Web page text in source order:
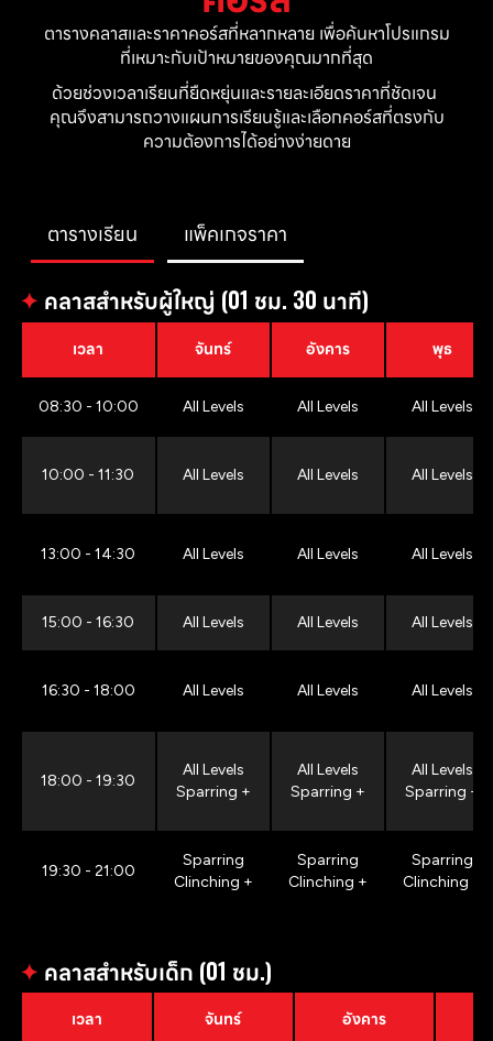
ตารางคลาสและราคาคอร์สที่หลากหลาย เพื่อค้นหาโปรแกรม
ที่เหมาะกับเป้าหมายของคุณมากที่สุด
ด้วยช่วงเวลาเรียนที่ยืดหยุ่นและรายละเอียดราคาที่ชัดเจน
คุณจึงสามารถวางแผนการเรียนรู้และเลือกคอร์สที่ตรงกับ
ความต้องการได้อย่างง่ายดาย
ตารางเรียน แพ็คเกจราคา
✦ คลาสสำหรับผู้ใหญ่ (01 ชม. 30 นาที)
เวลา จันทร์ อังคาร พุธ
08:30 - 10:00 All Levels All Levels All Levels
10:00 - 11:30 All Levels All Levels All Levels
13:00 - 14:30 All Levels All Levels All Levels
15:00 - 16:30 All Levels All Levels All Levels
16:30 - 18:00 All Levels All Levels All Levels
18:00 - 19:30
All Levels
Sparring +
All Levels
Sparring +
All Levels
Sparring +
19:30 - 21:00
Sparring
Clinching +
Sparring
Clinching +
Sparring
Clinching +
✦ คลาสสำหรับเด็ก (01 ชม.)
เวลา จันทร์ อังคาร